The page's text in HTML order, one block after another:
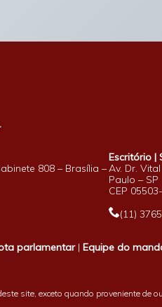
808 – Brasília –
Escritório |
Av. Dr.
Paulo – SP
CEP
(11)
parlamentar|Equipe do
site, exceto quando proveniente de